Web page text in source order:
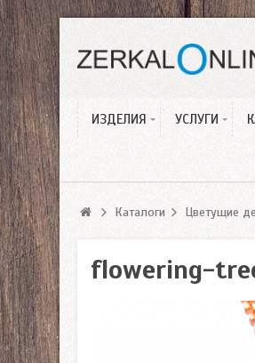
ИЗДЕЛИЯ
Мебель
Стекло
Подарки и сувениры
УСЛУГИ
ЧПУ
Каталоги Цветущие
flowering-